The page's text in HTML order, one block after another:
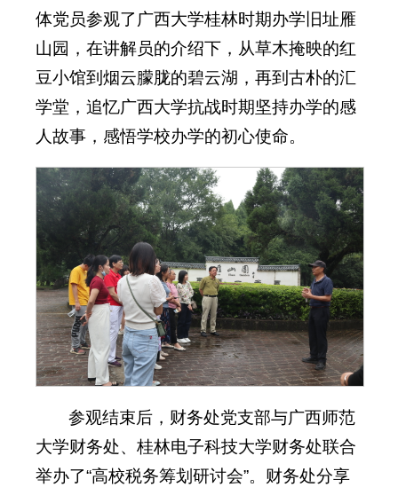
体党员参观了广西大学桂林时期办学旧址雁
山园，在讲解员的介绍下，从草木掩映的红
豆小馆到烟云朦胧的碧云湖，再到古朴的汇
学堂，追忆广西大学抗战时期坚持办学的感
人故事，感悟学校办学的初心使命。
参观结束后，财务处党支部与广西师范
大学财务处、桂林电子科技大学财务处联合
举办了“高校税务筹划研讨会”。财务处分享